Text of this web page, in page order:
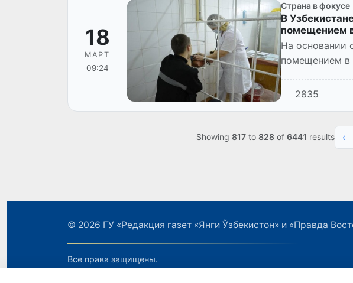
18
МАРТ
09:24
Страна в фокусе
В
помещением
На основании
помещением в
2835
Showing 817to 828of 6441 results ‹
© 2026 ГУ «Редакция газет «Янги Ўзбекистон» и «Правда
Все права защищены.